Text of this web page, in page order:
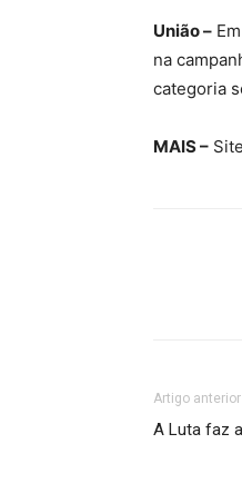
União –
na
categoria
MAIS –
Artigo anterior
A Luta faz